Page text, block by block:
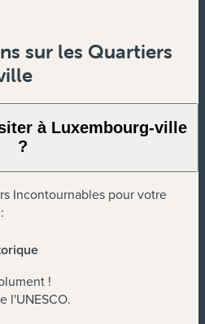
sur les Quartiers
à Luxembourg-ville
?
Incontournables pour votre
!
l'UNESCO.